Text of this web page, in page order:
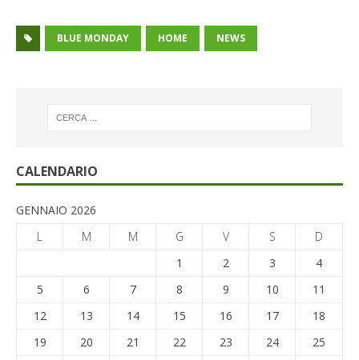
BLUE MONDAY HOME NEWS
CALENDARIO
GENNAIO 2026
L
M M G V S
D
1
2 3
4
5
6 7 8 9 10
11
12
13 14 15 16 17
18
19
20 21 22 23 24
25